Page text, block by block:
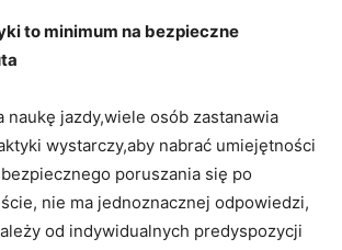
to minimum na bezpieczne
naukę jazdy,wiele osób zastanawia
wystarczy,aby nabrać umiejętności
poruszania się ⁤po‌
nie ma jednoznacznej odpowiedzi,
od indywidualnych predyspozycji⁢